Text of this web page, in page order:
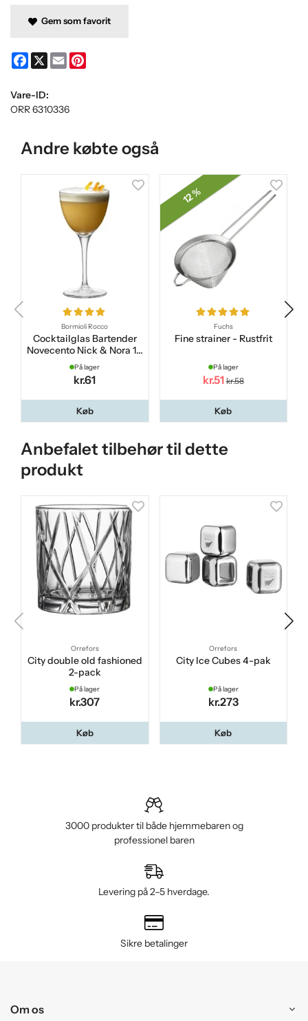
Gem som favorit
Facebook
X Email
Vare-ID:
ORR 6310336
Andre købte også
Bormioli Rocco
Cocktailglas Bartender
Novecento Nick & Nora 16
cl Bormioli Rocco
På lager
kr.61
Køb
12 %
Fuchs
Fine strainer - Rustfrit
På lager
kr.51 kr.58
Køb
Anbefalet tilbehør til dette
produkt
Orrefors
City double old fashioned
2-pack
På lager
kr.307
Køb
Orrefors
City Ice Cubes 4-pak
På lager
kr.273
Køb
3000 produkter til både hjemmebaren og
professionel baren
Levering på 2–5 hverdage.
Sikre betalinger
Om os